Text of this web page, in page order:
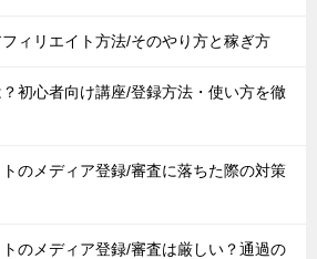
ィリエイト方法/そのやり方と稼ぎ方
初心者向け講座/登録方法・使い方を徹
のメディア登録/審査に落ちた際の対策
のメディア登録/審査は厳しい？通過の